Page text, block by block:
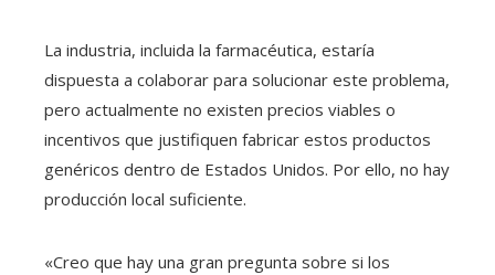
La industria, incluida la farmacéutica, estaría
dispuesta a colaborar para solucionar este problema,
pero actualmente no existen precios viables o
incentivos que justifiquen fabricar estos productos
genéricos dentro de Estados Unidos. Por ello, no hay
producción local suficiente.
«Creo que hay una gran pregunta sobre si los